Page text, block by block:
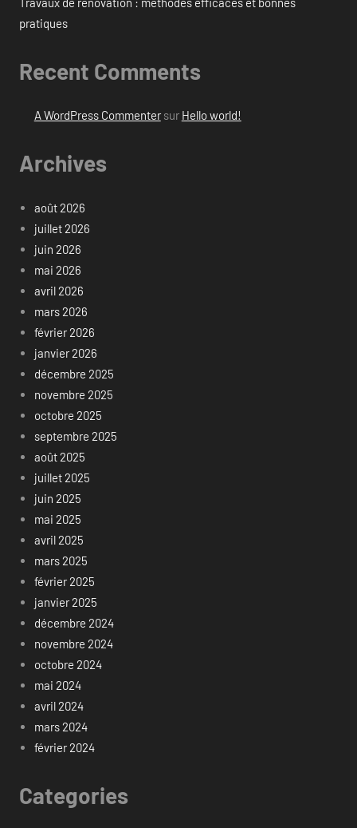
pratiques
Recent Comments
A WordPress Commentersur Hello world!
Archives
août 2026
juillet 2026
juin 2026
mai 2026
avril 2026
mars 2026
février 2026
janvier 2026
décembre 2025
novembre 2025
octobre 2025
septembre 2025
août 2025
juillet 2025
juin 2025
mai 2025
avril 2025
mars 2025
février 2025
janvier 2025
décembre 2024
novembre 2024
octobre 2024
mai 2024
avril 2024
mars 2024
février 2024
Categories